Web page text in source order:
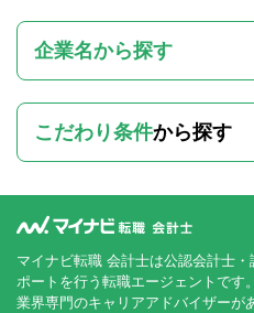
企業名から探す
こだわり条件から探す
マイナビ転職 会計士は公認会計士
ポートを行う転職エージェントです。
業界専門のキャリアアドバイザーが